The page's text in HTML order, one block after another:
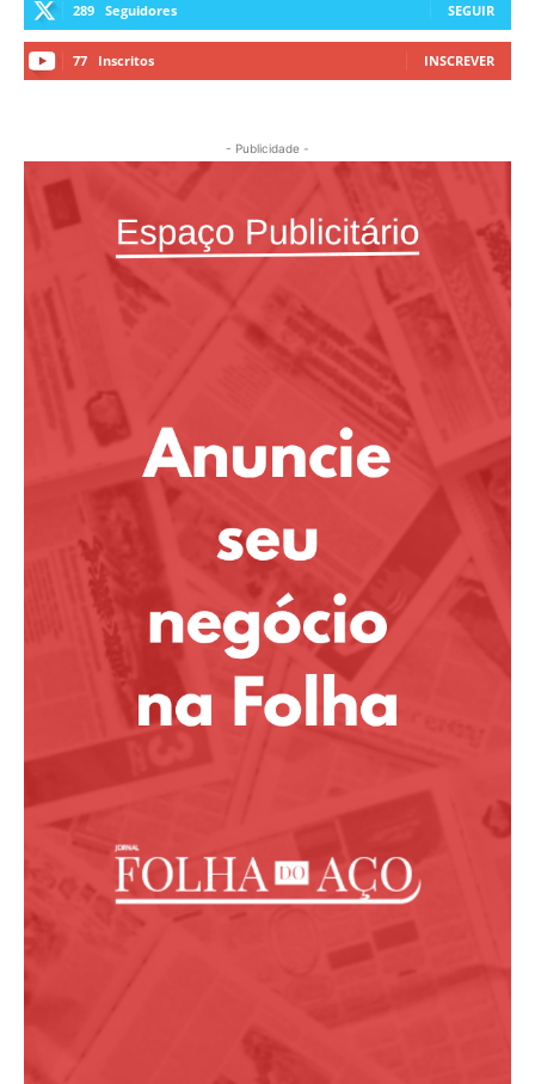
289 Seguidores SEGUIR
77 Inscritos INSCREVER
- Publicidade -